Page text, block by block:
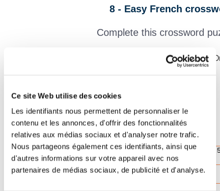
Ce site Web utilise des cookies
Les identifiants nous permettent de personnaliser le
contenu et les annonces, d'offrir des fonctionnalités
relatives aux médias sociaux et d'analyser notre trafic.
Nous partageons également ces identifiants, ainsi que
d'autres informations sur votre appareil avec nos
partenaires de médias sociaux, de publicité et d'analyse.
8 - Easy French
Complete this crossword
Click on a number in the grid, the definition is shown in red.
Vérifier
Lettre ?
00:00
4
1
6 7
2
8